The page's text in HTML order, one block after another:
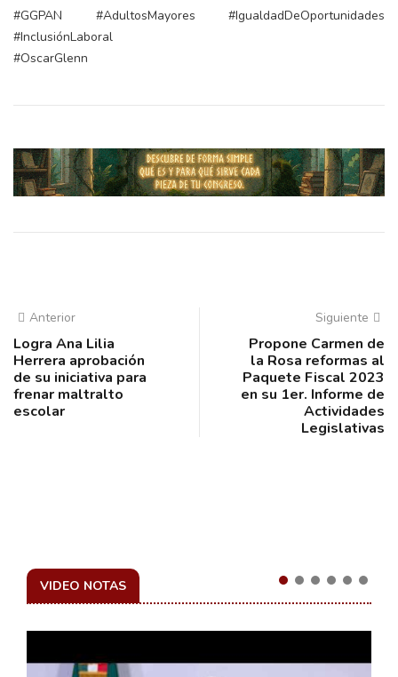
#GGPAN #AdultosMayores #IgualdadDeOportunidades
#InclusiónLaboral
#OscarGlenn
Anterior
Logra Ana Lilia
Herrera aprobación
de su iniciativa para
frenar maltralto
escolar
Siguiente
Propone Carmen de
la Rosa reformas al
Paquete Fiscal 2023
en su 1er. Informe de
Actividades
Legislativas
VIDEO NOTAS